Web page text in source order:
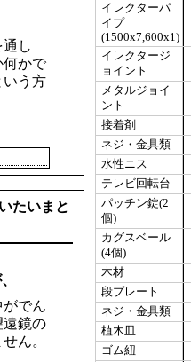
し
何かで
いう方
たいまと
でん
遠鏡の
ん。
イレクターパ
イプ
(1500x7,600x1)
イレクタージ
ョイント
メタルジョイ
ント
接着剤
ネジ・金具類
水性ニス
テレビ回転台
パッチン錠(2
個)
カグスベール
(4個)
木材
段プレート
ネジ・金具類
植木皿
ゴム紐